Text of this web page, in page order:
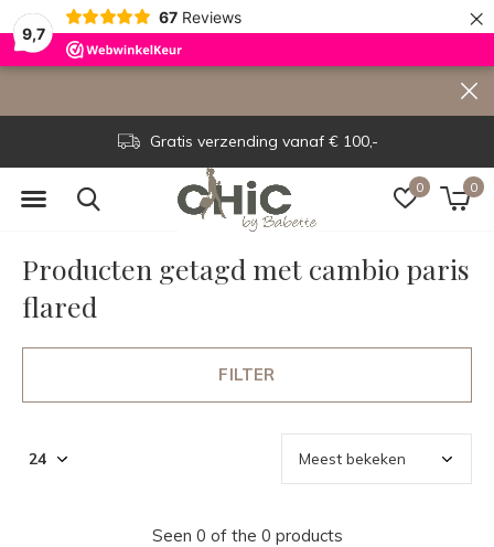
9,7
67 Reviews ×
0 0
Gratis verzending vanaf € 100,-
Producten getagd met cambio paris
flared
FILTER
Seen 0 of the 0 products